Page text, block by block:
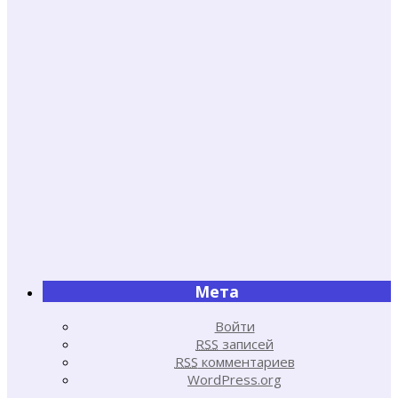
Мета
Войти
RSS записей
RSS комментариев
WordPress.org